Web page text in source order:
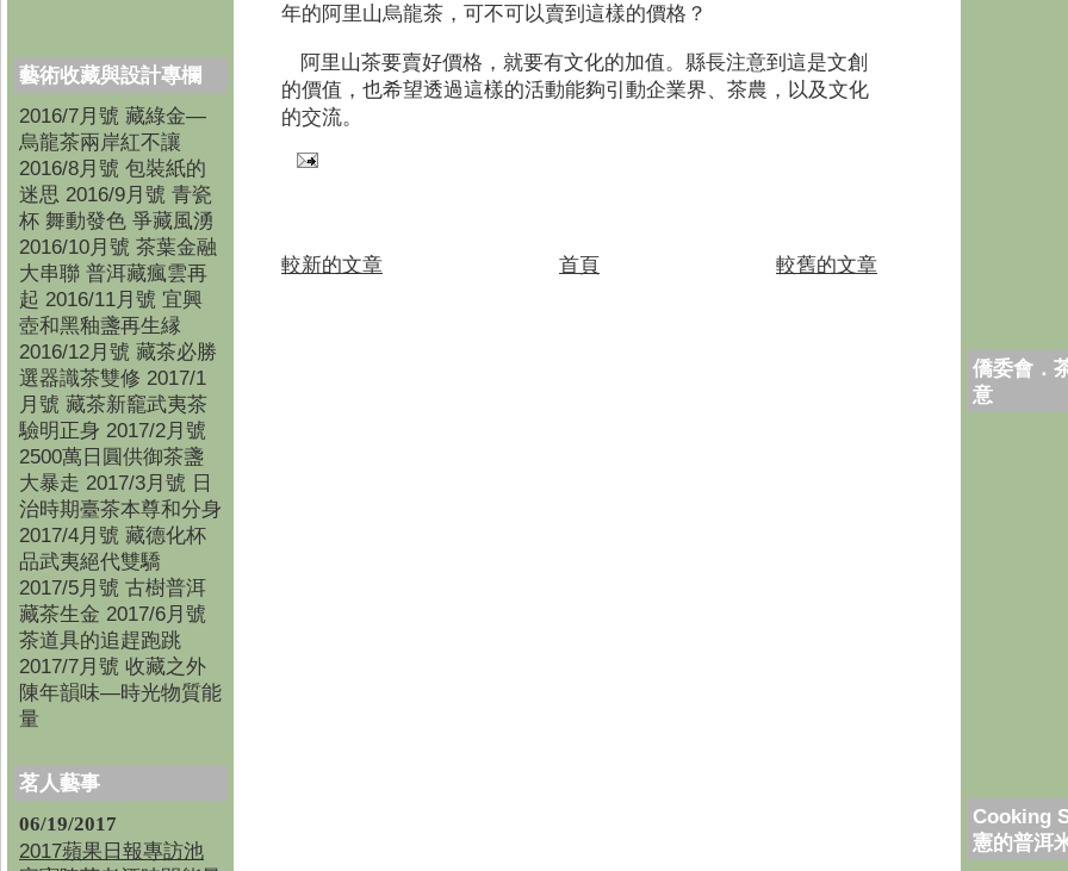
藝術收藏與設計專欄
2016/7月號 藏綠金—
烏龍茶兩岸紅不讓
2016/8月號 包裝紙的
迷思 2016/9月號 青瓷
杯 舞動發色 爭藏風湧
2016/10月號 茶葉金融
大串聯 普洱藏瘋雲再
起 2016/11月號 宜興
壺和黑釉盞再生縁
2016/12月號 藏茶必勝
選器識茶雙修 2017/1
月號 藏茶新竉武夷茶
驗明正身 2017/2月號
2500萬日圓供御茶盞
大暴走 2017/3月號 日
治時期臺茶本尊和分身
2017/4月號 藏德化杯
品武夷絕代雙驕
2017/5月號 古樹普洱
藏茶生金 2017/6月號
茶道具的追趕跑跳
2017/7月號 收藏之外
陳年韻味—時光物質能
量
茗人藝事
06/19/2017
2017蘋果日報專訪池
年的阿里山烏龍茶，可不可以賣到這樣的價格？
阿里山茶要賣好價格，就要有文化的加值。縣長注意到這是文創
的價值，也希望透過這樣的活動能夠引動企業界、茶農，以及文化
的交流。
較新的文章 較舊的文章
首頁
僑委會．
意
Cooking
憲的普洱